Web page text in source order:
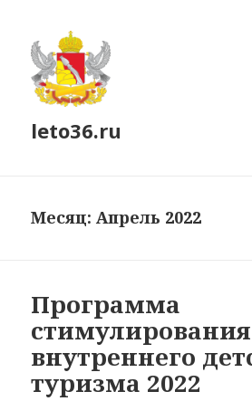
leto36.ru
Месяц:Апрель 2022
Программа
стимулирования
внутреннего
туризма 2022